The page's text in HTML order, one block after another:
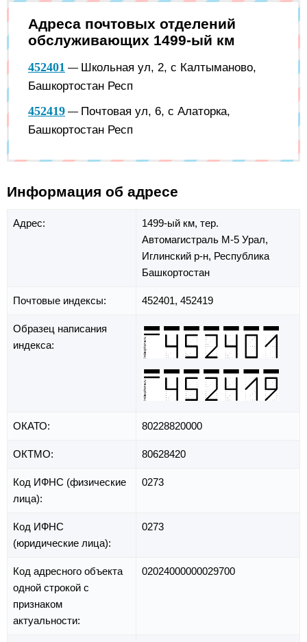
Адреса почтовых отделений
обслуживающих 1499-ый км
452401 — Школьная ул, 2, с Калтыманово,
Башкортостан Респ
452419 — Почтовая ул, 6, с Алаторка,
Башкортостан Респ
Информация об адресе
Адрес: 1499-ый км, тер.
Автомагистраль М-5 Урал,
Иглинский р-н, Республика
Башкортостан
Почтовые индексы: 452401, 452419
Образец написания
индекса:
ОКАТО: 80228820000
ОКТМО: 80628420
Код ИФНС (физические
лица):
0273
Код ИФНС
(юридические лица):
0273
Код адресного объекта
одной строкой с
признаком
актуальности:
02024000000029700